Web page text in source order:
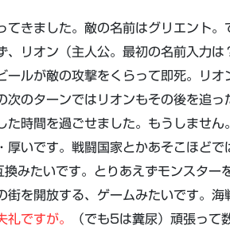
てきました。敵の名前はグリエント
、リオン（主人公。最初の名前入力
ールが敵の攻撃をくらって即死。リ
次のターンではリオンもその後を追
た時間を過ごせました。もうしませ
厚いです。戦闘国家とかあそこほど
みたいです。とりあえずモンスター
街を開放する、ゲームみたいです。
礼ですが。
（でも5は糞尿）頑張っ